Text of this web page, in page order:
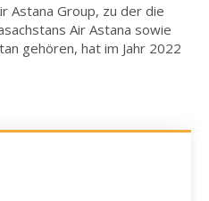
Astana Group, zu der die
Air Astana sowie
gehören, hat im Jahr 2022